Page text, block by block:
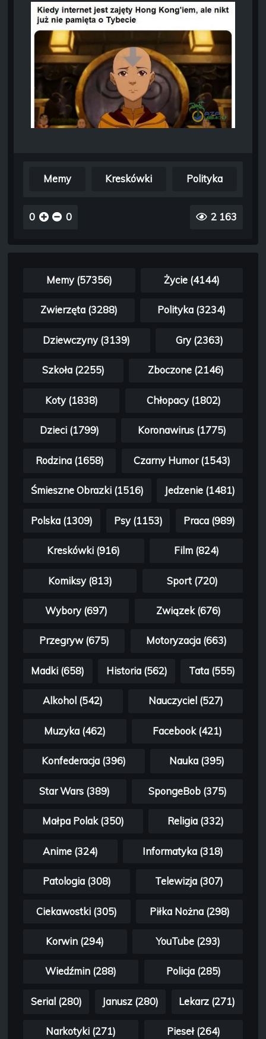
Memy Kreskówki Polityka
0 0 2 163
Memy (57356) Życie (4144)
Zwierzęta (3288) Polityka (3234)
Dziewczyny (3139) Gry (2363)
Szkoła (2255) Zboczone (2146)
Koty (1838) Chłopacy (1802)
Dzieci (1799) Koronawirus (1775)
Rodzina (1658) Czarny Humor (1543)
Śmieszne Obrazki (1516) Jedzenie (1481)
Polska (1309) Psy (1153) Praca (989)
Kreskówki (916) Film (824)
Komiksy (813) Sport (720)
Wybory (697) Związek (676)
Przegryw (675) Motoryzacja (663)
Madki (658) Historia (562) Tata (555)
Alkohol (542) Nauczyciel (527)
Muzyka (462) Facebook (421)
Konfederacja (396) Nauka (395)
Star Wars (389) SpongeBob (375)
Małpa Polak (350) Religia (332)
Anime (324) Informatyka (318)
Patologia (308) Telewizja (307)
Ciekawostki (305) Piłka Nożna (298)
Korwin (294) YouTube (293)
Wiedźmin (288) Policja (285)
Serial (280) Janusz (280) Lekarz (271)
Narkotyki (271) Pieseł (264)